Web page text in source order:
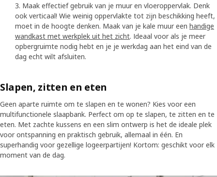
Maak effectief gebruik van je muur en vloeroppervlak. Denk
ook verticaal! Wie weinig oppervlakte tot zijn beschikking heeft,
moet in de hoogte denken. Maak van je kale muur een handige
wandkast met werkplek uit het zicht. Ideaal voor als je meer
opbergruimte nodig hebt en je je werkdag aan het eind van de
dag echt wilt afsluiten.
Slapen, zitten en eten
Geen aparte ruimte om te slapen en te wonen? Kies voor een
multifunctionele slaapbank. Perfect om op te slapen, te zitten en te
eten. Met zachte kussens en een slim ontwerp is het de ideale plek
voor ontspanning en praktisch gebruik, allemaal in één. En
superhandig voor gezellige logeerpartijen! Kortom: geschikt voor elk
moment van de dag.